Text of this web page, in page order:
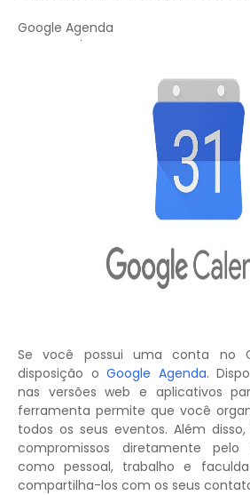
Google Agenda
Se você possui uma conta no
disposição oGoogle Agenda.
nas versões web e aplicativos
ferramenta permite que você
todos os seus eventos. Além
compromissos diretamente pelo
como pessoal, trabalho e
compartilha-los com os seus